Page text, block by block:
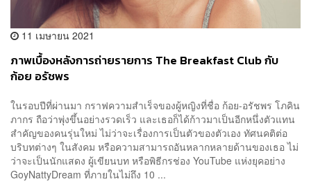
11 เมษายน 2021
ภาพเบื้องหลังการถ่ายรายการ The Breakfast Club กับ
ก้อย อรัชพร
ในรอบปีที่ผ่านมา กราฟความสำเร็จของผู้หญิงที่ชื่อ ก้อย-อรัชพร โภคิน
ภากร ถือว่าพุ่งขึ้นอย่างรวดเร็ว และเธอก็ได้ก้าวมาเป็นอีกหนึ่งตัวแทน
สำคัญของคนรุ่นใหม่ ไม่ว่าจะเรื่องการเป็นตัวของตัวเอง ทัศนคติต่อ
บริบทต่างๆ ในสังคม หรือความสามารถอันหลากหลายด้านของเธอ ไม่
ว่าจะเป็นนักแสดง ผู้เขียนบท หรือพิธีกรช่อง YouTube แห่งยุคอย่าง
GoyNattyDream ที่ภายในไม่ถึง 10 ...